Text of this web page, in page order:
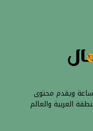
موقع إخباري يبث على مدار 24 ساعة ويقدم محتوى
العربية والعالم